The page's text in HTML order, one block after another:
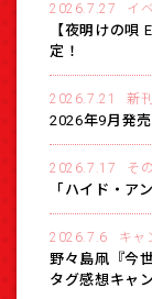
2026.7.27 イ
【夜明けの唄
定！
2026.7.21 新
2026年9月発
2026.7.17 そ
「ハイド・ア
2026.7.6 キャ
野々島凧『今
タグ感想キャ